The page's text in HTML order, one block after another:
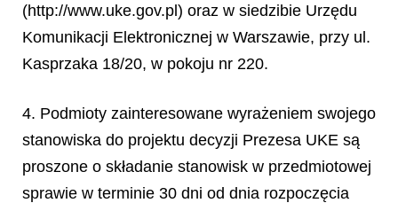
(http://www.uke.gov.pl) oraz w siedzibie Urzędu
Komunikacji Elektronicznej w Warszawie, przy ul.
Kasprzaka 18/20, w pokoju nr 220.
4. Podmioty zainteresowane wyrażeniem swojego
stanowiska do projektu decyzji Prezesa UKE są
proszone o składanie stanowisk w przedmiotowej
sprawie w terminie 30 dni od dnia rozpoczęcia